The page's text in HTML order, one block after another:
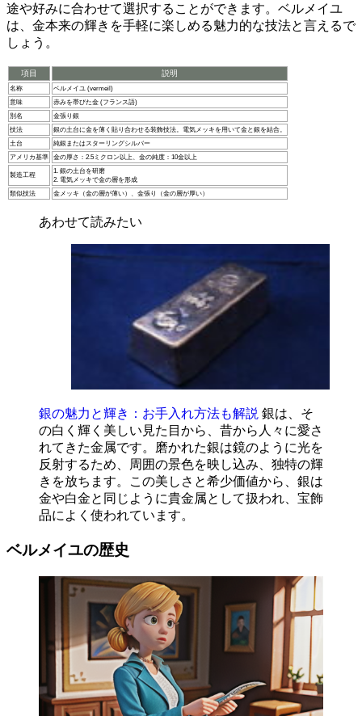
途や好みに合わせて選択することができます。ベルメイユ
は、 金本来の輝きを手軽に楽しめる魅力的な技法と言えるで
しょう。
項目 説明
名称
ベルメイユ (vermeil)
意味
赤みを帯びた金 (フランス語)
別名
金張り銀
技法
銀の土台に金を薄く貼り合わせる装飾技法。電気メッキを用いて金と銀を結合。
土台
純銀またはスターリングシルバー
アメリカ基準
金の厚さ：2.5ミクロン以上、金の純度：10金以上
製造工程
1. 銀の土台を研磨
2. 電気メッキで金の層を形成
類似技法
金メッキ（金の層が薄い）、金張り（金の層が厚い）
あわせて読みたい
銀の魅力と輝き：お手入れ方法も解説 銀は、そ
の白く輝く美しい見た目から、昔から人々に愛さ
れてきた金属です。磨かれた銀は鏡のように光を
反射するため、周囲の景色を映し込み、独特の輝
きを放ちます。この美しさと希少価値から、銀は
金や白金と同じように貴金属として扱われ、宝飾
品によく使われています。
ベルメイユの歴史